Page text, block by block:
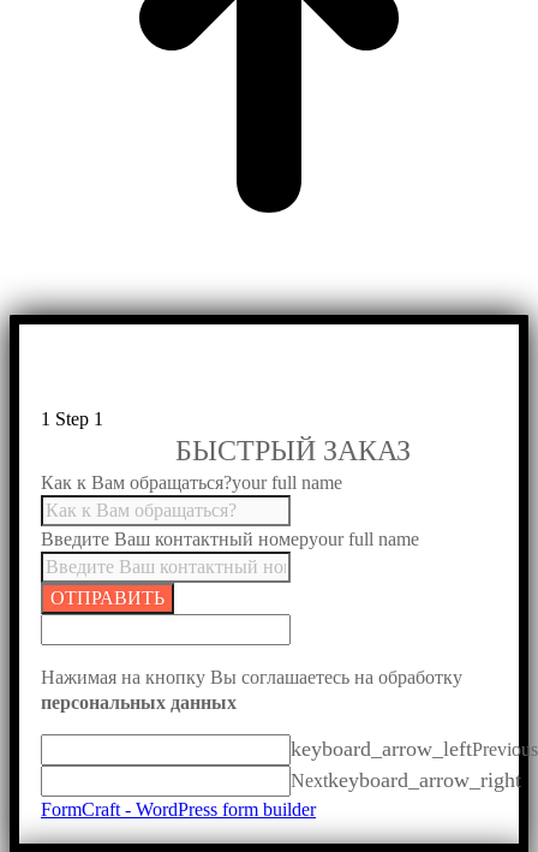
1 Step 1
БЫСТРЫЙ ЗАКАЗ
Как к Вам обращаться?your full name
Введите Ваш контактный номерyour full name
ОТПРАВИТЬ
Нажимая на кнопку Вы соглашаетесь на обработку
персональных данных
keyboard_arrow_leftPrevious
Nextkeyboard_arrow_right
FormCraft - WordPress form builder